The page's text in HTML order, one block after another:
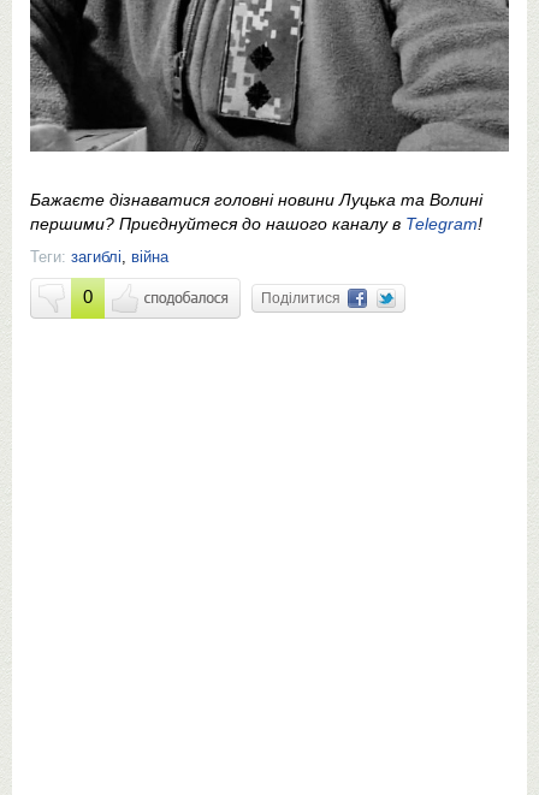
Бажаєте дізнаватися головні новини Луцька та Волині
першими? Приєднуйтеся до нашого каналу в Telegram!
Теги: загиблі війна
0 Поділитися